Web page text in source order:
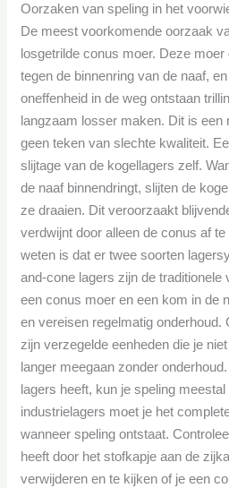
Oorzaken van speling in het
De meest voorkomende oorzaak
losgetrilde conus moer. Deze
tegen de binnenring van de naaf,
oneffenheid in de weg ontstaan
langzaam losser maken. Dit is een
geen teken van slechte kwaliteit.
slijtage van de kogellagers zelf.
de naaf binnendringt, slijten de
ze draaien. Dit veroorzaakt
verdwijnt door alleen de conus af
weten is dat er twee soorten
and-cone lagers zijn de traditionele
een conus moer en een kom in de
en vereisen regelmatig onderhoud.
zijn verzegelde eenheden die je
langer meegaan zonder
lagers heeft, kun je speling
industrielagers moet je het
wanneer speling ontstaat.
heeft door het stofkapje aan de
verwijderen en te kijken of je een